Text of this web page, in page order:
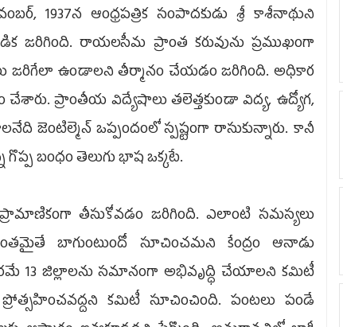
1937న ఆంధ్రపత్రిక సంపాదకుడు శ్రీ కాశీనాథుని
జరిగింది. రాయలసీమ ప్రాంత కరువును ప్రముఖంగా
జరిగేలా ఉండాలని తీర్మానం చేయడం జరిగింది. అధికార
ప్రాంతీయ విద్యేషాలు తలెత్తకుండా విద్య, ఉద్యోగ,
ఒప్పందంలో స్పష్టంగా రాసుకున్నారు. కానీ
బంధం తెలుగు భాష ఒక్కటే.
తీసుకోవడం జరిగింది. ఎలాంటి సమస్యలు
బాగుంటుందో సూచించమని కేంద్రం ఆనాడు
13 జిల్లాలను సమానంగా అభివృద్ధి చేయాలని కమిటీ
కమిటీ సూచించింది. పంటలు పండే